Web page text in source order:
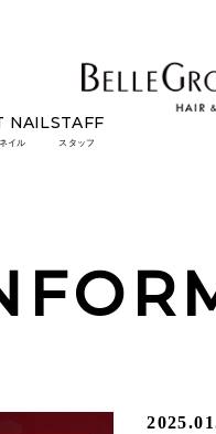
NAIL
ネイル
STAFF
スタッフ
・前撮り￥33,000